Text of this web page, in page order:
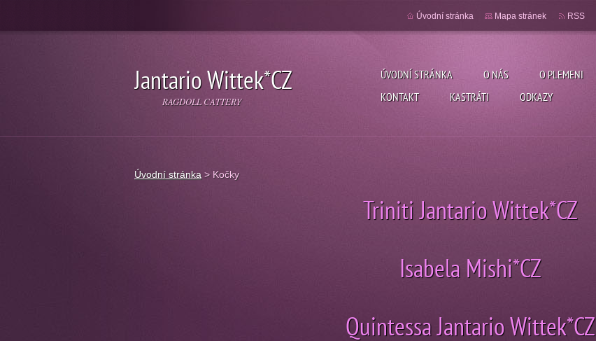
Jantario Wittek*CZ
RAGDOLL CATTERY
ÚVODNÍ STRÁNKA O NÁS O PLEMENI
KONTAKT
KASTRÁTI ODKAZY
Úvodní stránka Mapa stránek RSS
Úvodní stránka > Kočky
Triniti Jantario Wittek*CZ
Isabela Mishi*CZ
Quintessa Jantario Wittek*CZ